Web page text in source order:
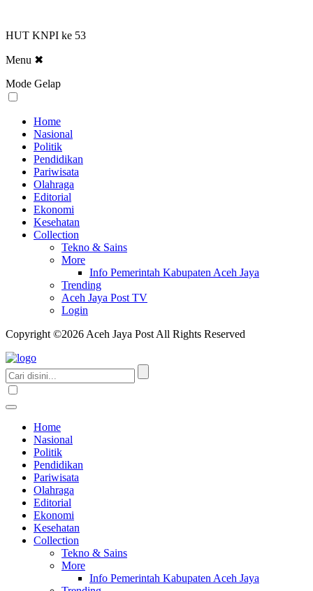
HUT KNPI ke 53
Menu ✖
Mode Gelap
Home
Nasional
Politik
Pendidikan
Pariwisata
Olahraga
Editorial
Ekonomi
Kesehatan
Collection
Tekno & Sains
More
Info Pemerintah Kabupaten Aceh Jaya
Trending
Aceh Jaya Post TV
Login
Copyright ©2026 Aceh Jaya Post All Rights Reserved
Home
Nasional
Politik
Pendidikan
Pariwisata
Olahraga
Editorial
Ekonomi
Kesehatan
Collection
Tekno & Sains
More
Info Pemerintah Kabupaten Aceh Jaya